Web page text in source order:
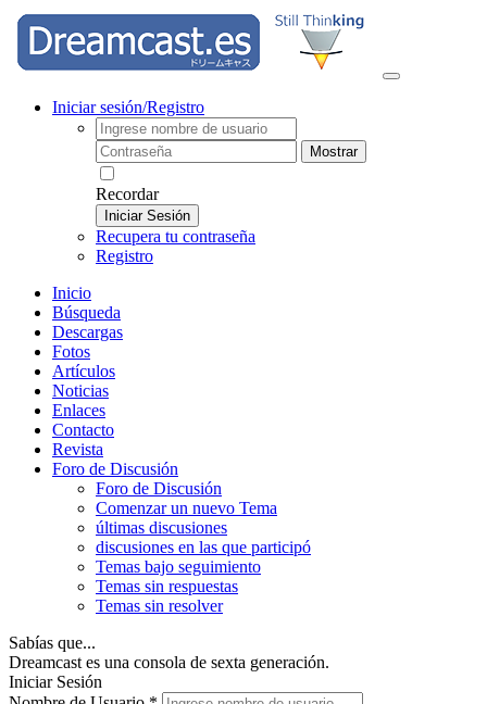
Iniciar sesión/Registro
Mostrar
Recordar
Iniciar Sesión
Recupera tu contraseña
Registro
Inicio
Búsqueda
Descargas
Fotos
Artículos
Noticias
Enlaces
Contacto
Revista
Foro de Discusión
Foro de Discusión
Comenzar un nuevo Tema
últimas discusiones
discusiones en las que participó
Temas bajo seguimiento
Temas sin respuestas
Temas sin resolver
Sabías que...
Dreamcast es una consola de sexta generación.
Iniciar Sesión